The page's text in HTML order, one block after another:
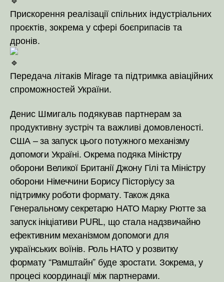
Прискорення реалізації спільних індустріальних
проєктів, зокрема у сфері боєприпасів та
дронів.
Передача літаків Mirage та підтримка авіаційних
спроможностей України.
Денис Шмигаль подякував партнерам за
продуктивну зустріч та важливі домовленості.
США – за запуск цього потужного механізму
допомоги Україні. Окрема подяка Міністру
оборони Великої Британії Джону Гілі та Міністру
оборони Німеччини Борису Пісторіусу за
підтримку роботи формату.Також дяка
Генеральному секретарю НАТО Марку Рютте за
запуск ініціативи PURL, що стала надзвичайно
ефективним механізмом допомоги для
українських воїнів. Роль НАТО у розвитку
формату “Рамштайн” буде зростати. Зокрема, у
процесі координації між партнерами.